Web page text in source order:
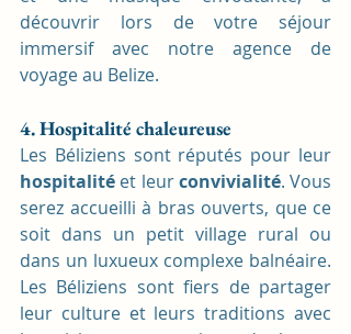
découvrir lors de votre séjour
immersif avec notre agence de
voyage au Belize.
4. Hospitalité chaleureuse
hospitalité et leur convivialité. Vous
serez accueilli à bras ouverts, que ce
soit dans un petit village rural ou
dans un luxueux complexe balnéaire.
Les Béliziens sont fiers de partager
leur culture et leurs traditions avec